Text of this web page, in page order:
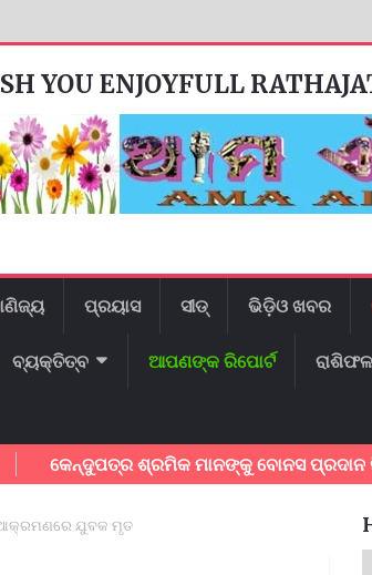
YOU ENJOYFULL
ପ୍ରୟାସ ସୀଡ୍ ଭିଡ଼ିଓ ଖବର
ବ୍ୟକ୍ତିତ୍ବ ଆପଣଙ୍କ ରିପୋର୍ଟ ରାଶିଫଳ
ଶ୍ରମିକ ମାନଙ୍କୁ ବୋନସ ପ୍ରଦାନ ନିଷ୍ପତ୍ତି
ଆକ୍ରମଣରେ ଯୁବକ ମୃତ